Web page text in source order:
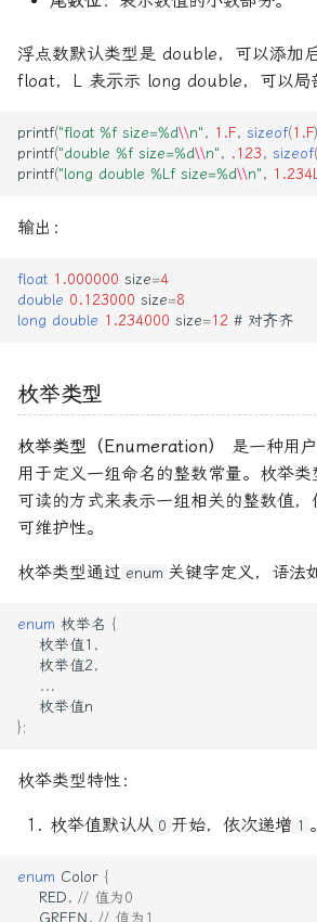
浮点数默认类型是 double，可以添加
float，L 表⽰示 long double，可以局
printf("float %f size=%d\\n", 1.F, sizeof(1.F
printf("double %f size=%d\\n", .123, sizeof(
printf("long double %Lf size=%d\\n",
输出：
float 1.000000 size=4
double 0.123000 size=8
long double 1.234000 size=12 # 对⻬齐
枚举类型
枚举类型（Enumeration）
是一种用
用于定义一组命名的整数常量。枚举类
可读的方式来表示一组相关的整数值
可维护性。
枚举类型通过 enum 关键字定义，语法
enum 枚举名 {
枚举值1 ,
枚举值2,
...
枚举值n
};
枚举类型特性：
枚举值默认从 0 开始，依次递增 1 。
enum Color {
RED, // 值为0
GREEN, // 值为1